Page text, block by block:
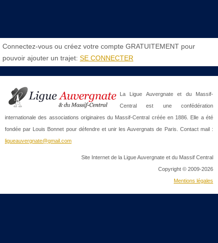
Connectez-vous ou créez votre compte GRATUITEMENT pour
pouvoir ajouter un trajet: SE CONNECTER
La Ligue Auvergnate et du Massif-
Central est une confédération
internationale des associations originaires du Massif-Central créée en 1886. Elle a été
fondée par Louis Bonnet pour défendre et unir les Auvergnats de Paris. Contact mail :
ligueauvergnate@gmail.com
Site Internet de la Ligue Auvergnate et du Massif Central
Copyright © 2009-2026
Mentions légales